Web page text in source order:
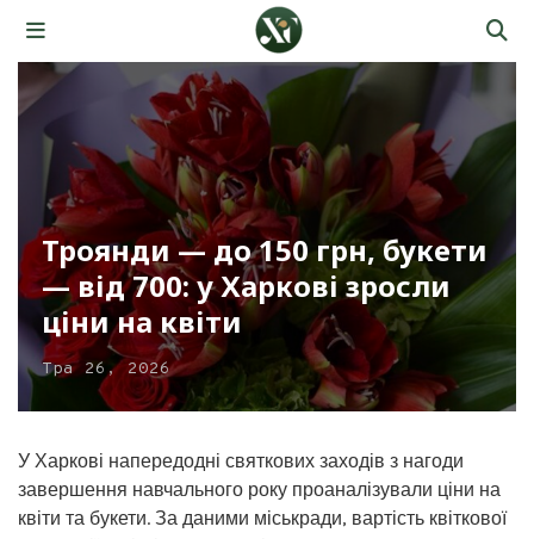
Троянди — до 150 грн, букети
— від 700: у Харкові зросли
ціни на квіти
Тра 26, 2026
У Харкові напередодні святкових заходів з нагоди
завершення навчального року проаналізували ціни на
квіти та букети. За даними міськради, вартість квіткової